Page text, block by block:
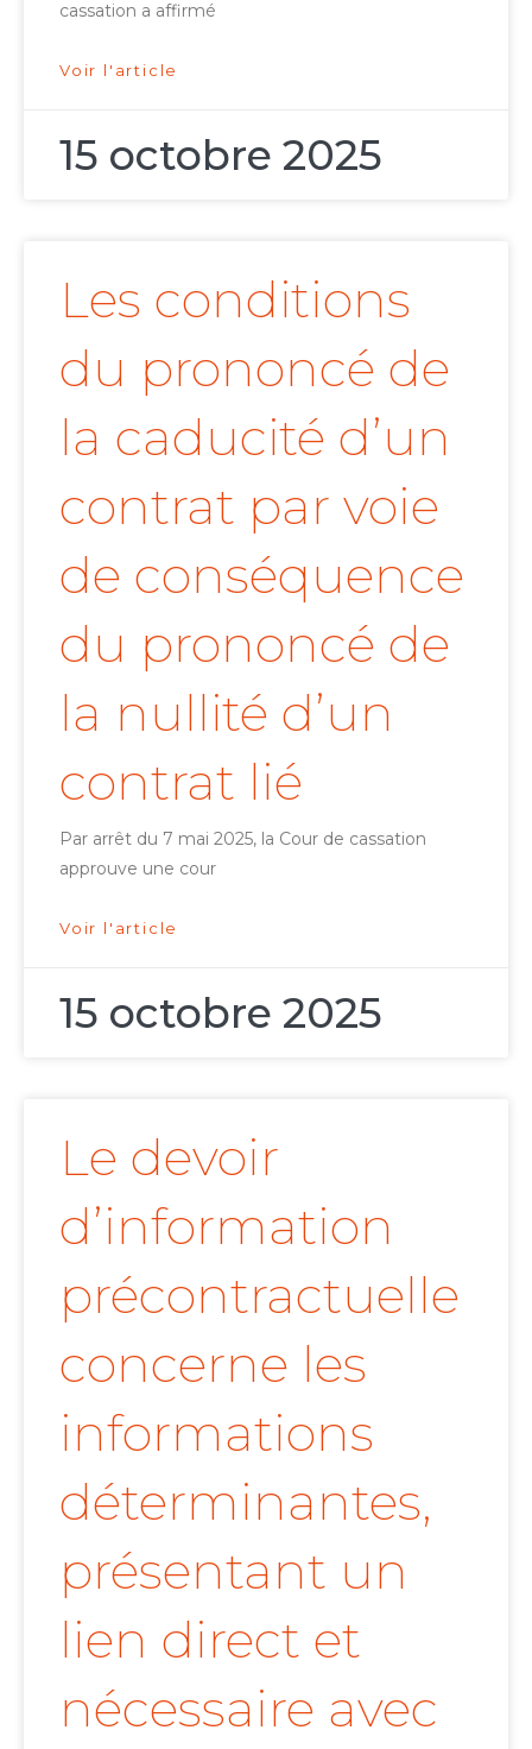
cassation a affirmé
Voir l'article
15 octobre 2025
Les conditions
du prononcé de
la caducité d’un
contrat par voie
de conséquence
du prononcé de
la nullité d’un
contrat lié
Par arrêt du 7 mai 2025, la Cour de cassation
approuve une cour
Voir l'article
15 octobre 2025
Le devoir
d’information
précontractuelle
concerne les
informations
déterminantes,
présentant un
lien direct et
nécessaire avec